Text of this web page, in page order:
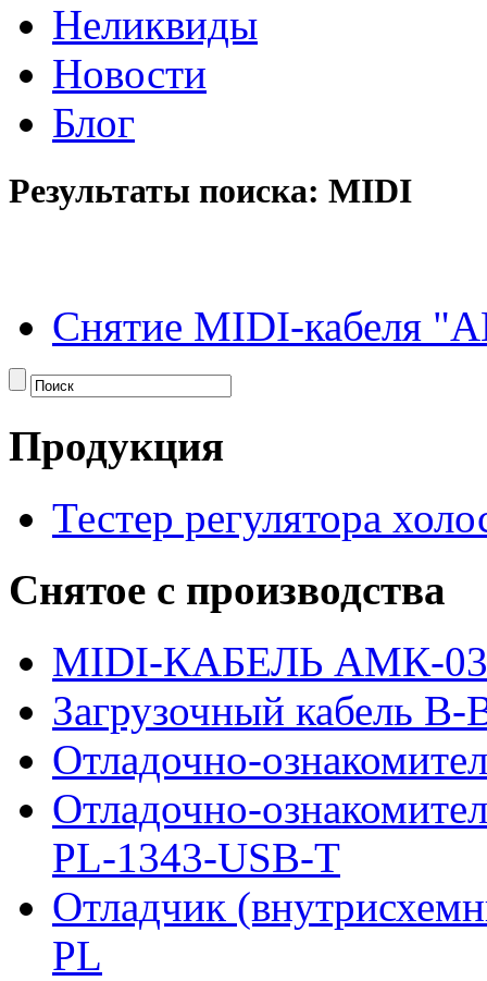
Неликвиды
Новости
Блог
Результаты поиска: MIDI
Снятие MIDI-кабеля
Продукция
Тестер регулятора
Снятое с производства
MIDI-КАБЕЛЬ АМК-03
Загрузочный кабель B-
Отладочно-
Отладочно-
PL-1343-USB-T
Отладчик
PL